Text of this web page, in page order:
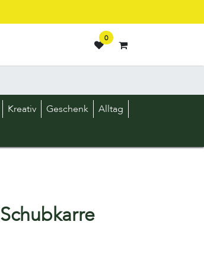
0
Kreativ Geschenk Alltag